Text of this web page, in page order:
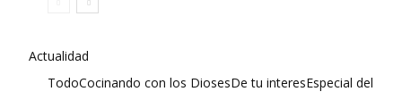
Actualidad
TodoCocinando con los DiosesDe tu interesEspecial del